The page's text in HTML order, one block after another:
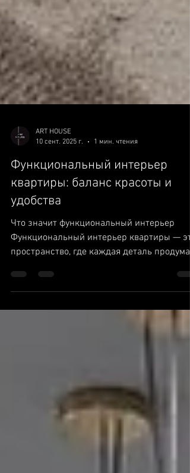
ART HOUSE
10 сент. 2025 г.
Функциональный интерьер
квартиры: баланс красоты и
удобства
Что значит функциональный интерьер
Функциональный интерьер квартиры — это